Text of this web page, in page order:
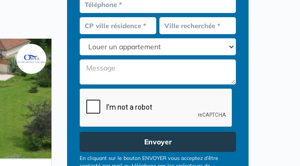
Téléphone *
CP ville résidence * Ville recherchée *
Envoyer
En cliquant sur le bouton ENVOYER vous acceptez d’être